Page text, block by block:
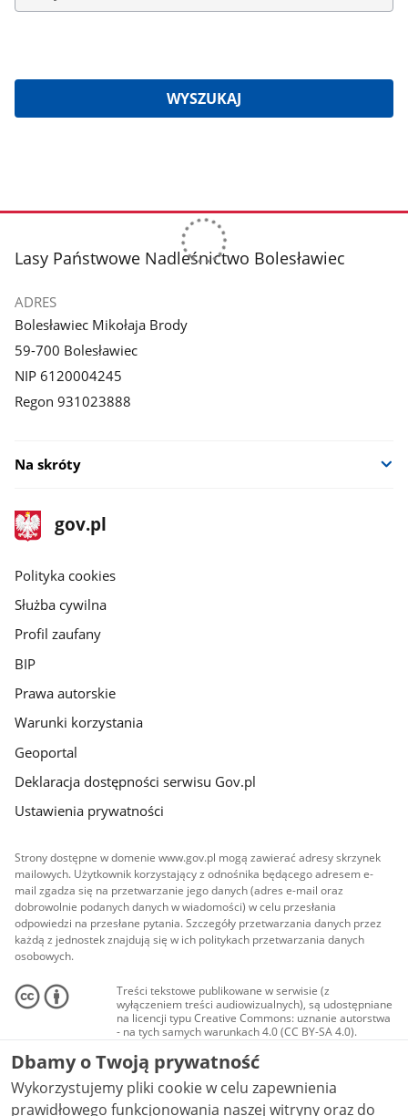
WYSZUKAJ
stopka
Lasy Państwowe Nadleśnictwo Bolesławiec
ADRES
Bolesławiec Mikołaja Brody
59-700 Bolesławiec
NIP 6120004245
Regon 931023888
Na skróty
stopka
gov.pl
Strona
gov.pl
gov.pl
Polityka cookies
Służba cywilna
Profil zaufany
BIP
Prawa autorskie
Warunki korzystania
Geoportal
Deklaracja dostępności serwisu Gov.pl
Ustawienia prywatności
Strony dostępne w domenie www.gov.pl mogą zawierać adresy skrzynek
mailowych. Użytkownik korzystający z odnośnika będącego adresem e-
mail zgadza się na przetwarzanie jego danych (adres e-mail oraz
dobrowolnie podanych danych w wiadomości) w celu przesłania
odpowiedzi na przesłane pytania. Szczegóły przetwarzania danych przez
każdą z jednostek znajdują się w ich politykach przetwarzania danych
osobowych.
Treści tekstowe publikowane w serwisie (z
wyłączeniem treści audiowizualnych), są udostępniane
na licencji typu Creative Commons: uznanie autorstwa
- na tych samych warunkach 4.0 (CC BY-SA 4.0).
Materiały audiowizualne, w tym zdjęcia, materiały
audio i wideo, są udostępniane na licencji typu
Creative Commons: uznanie autorstwa użycie
niekomercyjne - bez utworów zależnych 4.0 (CC BY-
NC-ND 4.0), o ile nie jest to stwierdzone inaczej.
Dbamy o Twoją prywatność
Wykorzystujemy pliki cookie w celu zapewnienia
prawidłowego funkcjonowania naszej witryny oraz do